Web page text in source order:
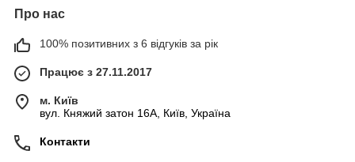
Про нас
100% позитивних з 6 відгуків за рік
Працює з 27.11.2017
м. Київ
вул. Княжий затон 16А, Київ, Україна
Контакти